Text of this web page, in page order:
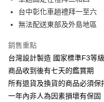
匯豐（台灣）商業銀行
聯邦商業銀行
元大商業銀行
台新國際商業銀行
台灣樂天信用卡公司
臺灣中小企業銀行
匯豐（台灣）商業銀行
元大商業銀行
玉山商業銀行
台灣樂天信用卡公司
街口支付
悠遊付
Google Pay
【大哥付你分期使用說明】
1.本服務由台灣大哥大提供，台
AFTEE先享後付
台中彰化車趟禮拜一至六
無法配送東部及外島地區
銷售重點
台灣設計製造 國家標準F3等
商品收到後有七天的鑑賞期
所有退貨及換貨的商品必須保
一年內非人為因素損壞有保固